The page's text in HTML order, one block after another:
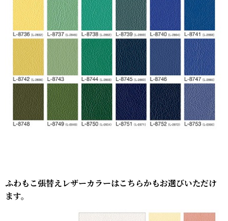
ふわもこ張替えレザーカラーはこちらかもお選びいただけ
ます。